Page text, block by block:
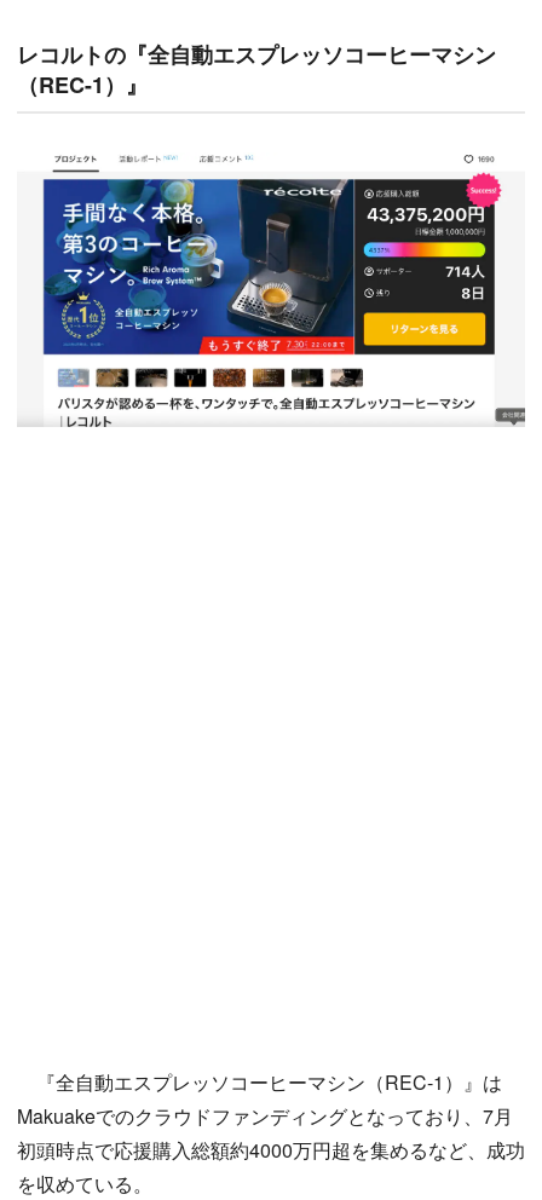
レコルトの『全自動エスプレッソコーヒーマシン
（REC-1）』
『全自動エスプレッソコーヒーマシン（REC-1）』は
Makuakeでのクラウドファンディングとなっており、7月
初頭時点で応援購入総額約4000万円超を集めるなど、成功
を収めている。